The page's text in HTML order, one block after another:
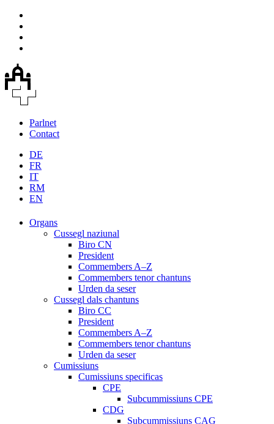
Parlnet
Contact
DE
FR
IT
RM
EN
Organs
Cussegl naziunal
Biro CN
President
Commembers A–Z
Commembers tenor chantuns
Urden da seser
Cussegl dals chantuns
Biro CC
President
Commembers A–Z
Commembers tenor chantuns
Urden da seser
Cumissiuns
Cumissiuns specificas
CPE
Subcummissiuns CPE
CDG
Subcummissiuns CAG